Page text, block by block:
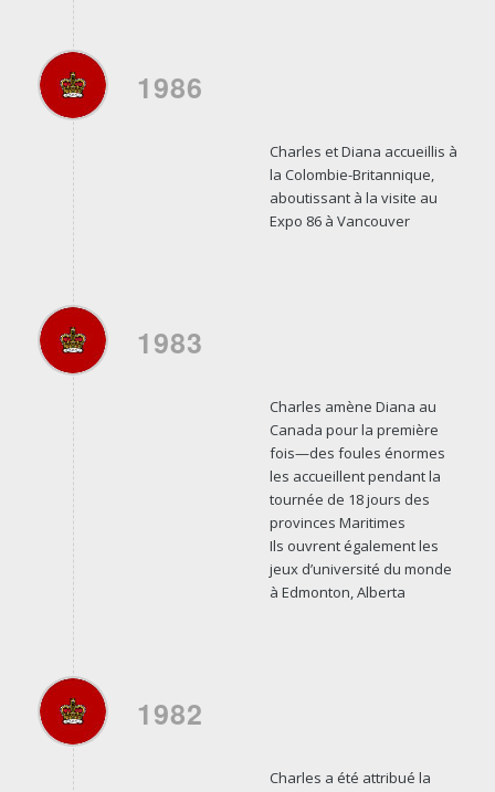
1986
Charles et Diana accueillis à
la Colombie-Britannique,
aboutissant à la visite au
Expo 86 à Vancouver
1983
Charles amène Diana au
Canada pour la première
fois—des foules énormes
les accueillent pendant la
tournée de 18 jours des
provinces Maritimes
Ils ouvrent également les
jeux d’université du monde
à Edmonton, Alberta
1982
Charles a été attribué la